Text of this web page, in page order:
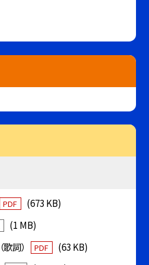
PDF
(673 KB)
(1 MB)
詞）
PDF
(63 KB)